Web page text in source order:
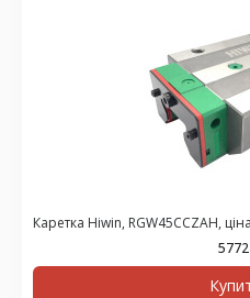
Каретка Hiwin, RGW45CCZAH,